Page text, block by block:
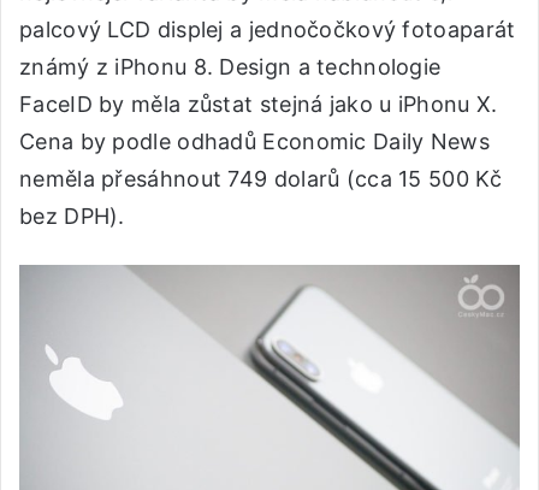
palcový LCD displej a jednočočkový fotoaparát
známý z iPhonu 8. Design a technologie
FaceID by měla zůstat stejná jako u iPhonu X.
Cena by podle odhadů Economic Daily News
neměla přesáhnout 749 dolarů (cca 15 500 Kč
bez DPH).